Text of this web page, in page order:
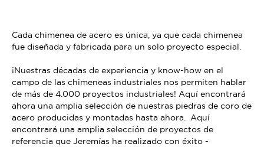
Cada chimenea de acero es única, ya que cada chimenea
fue diseñada y fabricada para un solo proyecto especial.
¡Nuestras décadas de experiencia y know-how en el
campo de las chimeneas industriales nos permiten hablar
de más de 4.000 proyectos industriales! Aquí encontrará
ahora una amplia selección de nuestras piedras de coro de
acero producidas y montadas hasta ahora. Aquí
encontrará una amplia selección de proyectos de
referencia que Jeremías ha realizado con éxito -